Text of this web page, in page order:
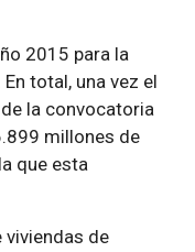
2015 para la
total, una vez el
la convocatoria
millones de
que esta
viviendas de